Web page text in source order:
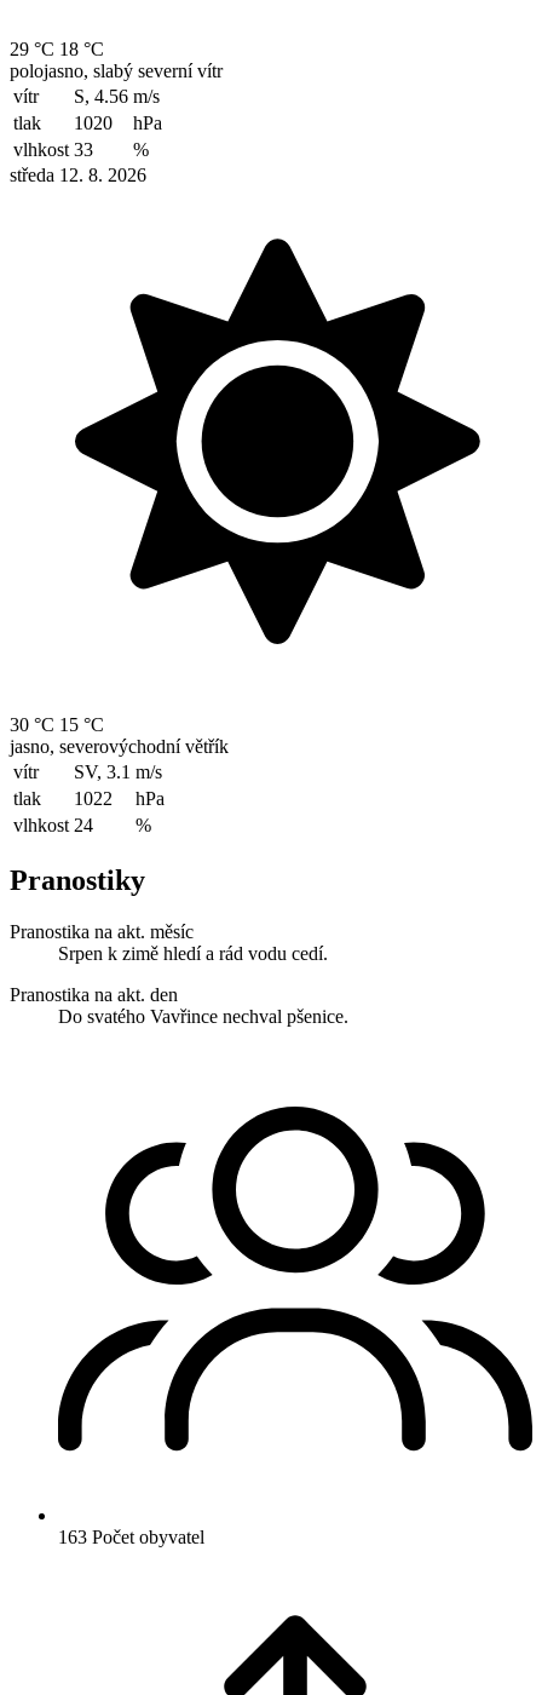
29 °C 18 °C
polojasno, slabý severní vítr
vítr
S, 4.56 m/s
tlak
1020
hPa
vlhkost 33
%
středa 12. 8. 2026
30 °C 15 °C
jasno, severovýchodní větřík
vítr
SV, 3.1 m/s
tlak
1022
hPa
vlhkost 24 %
Pranostiky
Pranostika na akt. měsíc
Srpen k zimě hledí a rád vodu cedí.
Pranostika na akt. den
Do svatého Vavřince nechval pšenice.
163 Počet obyvatel